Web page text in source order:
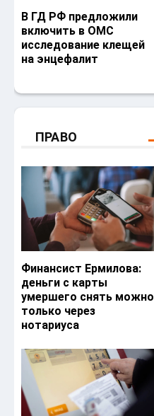
В ГД РФ предложили
включить в ОМС
исследование клещей
на энцефалит
ПРАВО
Финансист Ермилова:
деньги с карты
умершего снять можно
только через
нотариуса